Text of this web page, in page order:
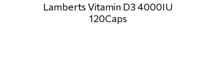
Lamberts Vitamin D3 4000IU
120Caps